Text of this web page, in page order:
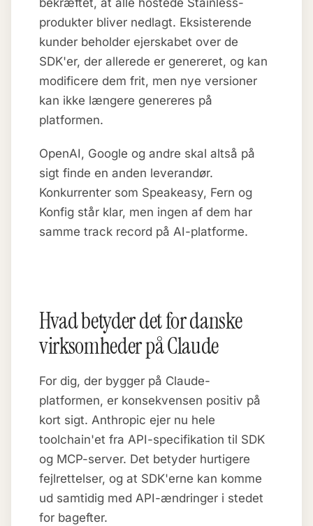
bekræftet, at alle hostede Stainless-
produkter bliver nedlagt. Eksisterende
kunder beholder ejerskabet over de
SDK'er, der allerede er genereret, og kan
modificere dem frit, men nye versioner
kan ikke længere genereres på
platformen.
OpenAI, Google og andre skal altså på
sigt finde en anden leverandør.
Konkurrenter som Speakeasy, Fern og
Konfig står klar, men ingen af dem har
samme track record på AI-platforme.
Hvad betyder det for danske
virksomheder på Claude
For dig, der bygger på Claude-
platformen, er konsekvensen positiv på
kort sigt. Anthropic ejer nu hele
toolchain'et fra API-specifikation til SDK
og MCP-server. Det betyder hurtigere
fejlrettelser, og at SDK'erne kan komme
ud samtidig med API-ændringer i stedet
for bagefter.